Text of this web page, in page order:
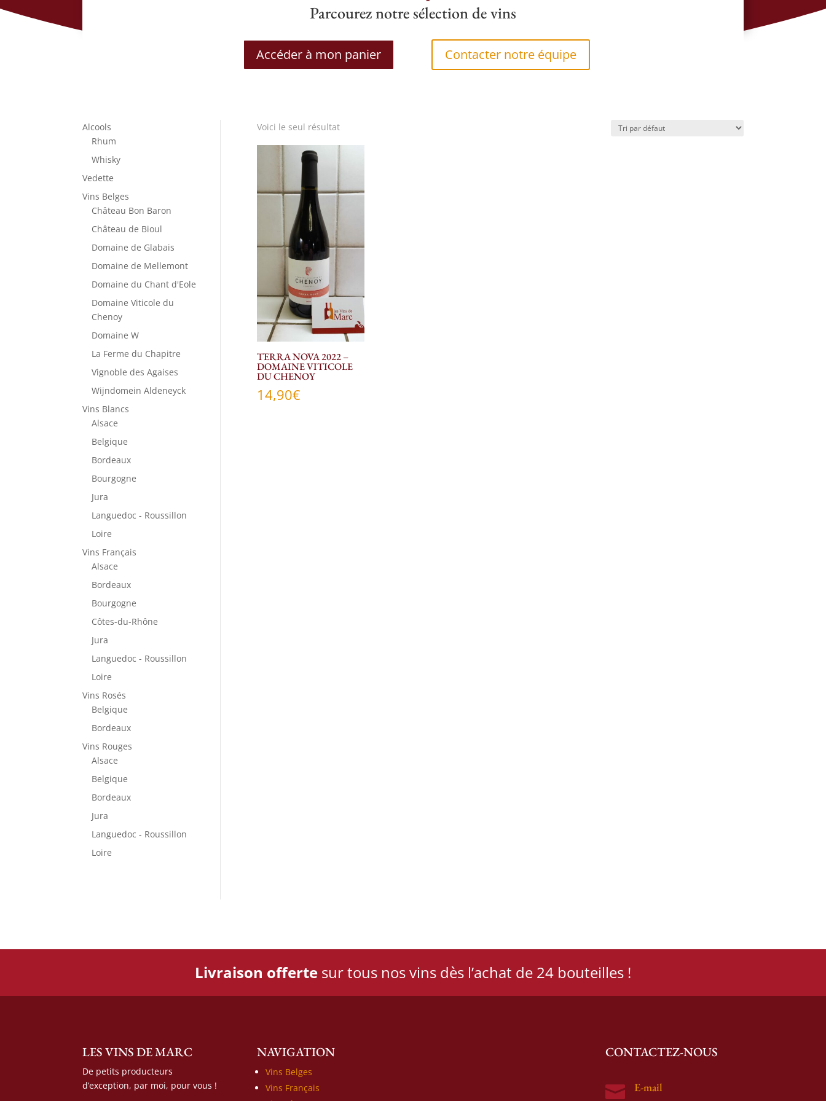
Parcourez notre sélection de vins
Accéder à mon panier Contacter notre équipe
Alcools
Rhum
Whisky
Vedette
Vins Belges
Château Bon Baron
Château de Bioul
Domaine de Glabais
Domaine de Mellemont
Domaine du Chant d'Eole
Domaine Viticole du
Chenoy
Domaine W
La Ferme du Chapitre
Vignoble des Agaises
Wijndomein Aldeneyck
Vins Blancs
Alsace
Belgique
Bordeaux
Bourgogne
Jura
Languedoc - Roussillon
Loire
Vins Français
Alsace
Bordeaux
Bourgogne
Côtes-du-Rhône
Jura
Languedoc - Roussillon
Loire
Vins Rosés
Belgique
Bordeaux
Vins Rouges
Alsace
Belgique
Bordeaux
Jura
Languedoc - Roussillon
Loire
Voici le seul résultat
TERRA NOVA 2022 –
DOMAINE VITICOLE
DU CHENOY
14,90€
Livraison offerte sur tous nos vins dès l’achat de 24 bouteilles !
LES VINS DE MARC
De petits producteurs
d’exception, par moi, pour vous !
NAVIGATION
Vins Belges
Vins Français
CONTACTEZ-NOUS
 E-mail